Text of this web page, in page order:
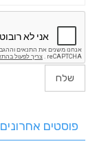
פוסטים אחרונים